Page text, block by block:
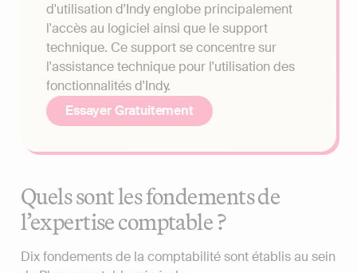
d'utilisation d'Indy englobe principalement
l'accès au logiciel ainsi que le support
technique. Ce support se concentre sur
l'assistance technique pour l'utilisation des
fonctionnalités d'Indy.
Essayer Gratuitement
Quels sont les fondements de
l’expertise comptable ?
Dix fondements de la comptabilité sont établis au sein